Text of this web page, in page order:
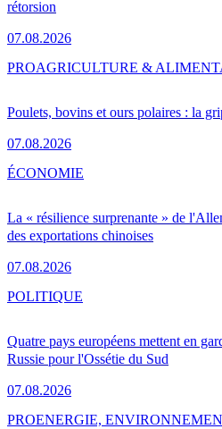
rétorsion
07.08.2026
Poulets, bovins et ours polaires : la
07.08.2026
PROAGRICULTURE &
La « résilience surprenante » de
des exportations chinoises
07.08.2026
ÉCONOMIE
Quatre pays européens mettent en
Russie pour l'Ossétie du Sud
07.08.2026
POLITIQUE
PROENERGIE,